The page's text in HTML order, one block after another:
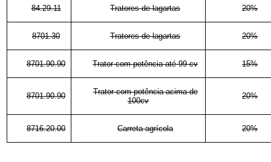
84.29.11 Tratores de lagartas 20%
8701.30 Tratores de lagartas 20%
8701.90.90 Trator com potência até 99 cv 15%
8701.90.90
Trator com potência acima de
100cv
20%
8716.20.00 Carreta agrícola 20%